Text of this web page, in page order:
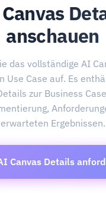
anschauen
das vollständige AI
Use Case auf. Es
zur Business
erwarteten Ergebnissen.
Canvas Details